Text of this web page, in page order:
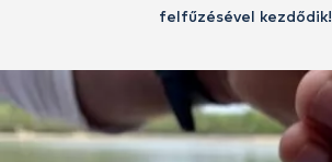
felfűzésével kezdődik!